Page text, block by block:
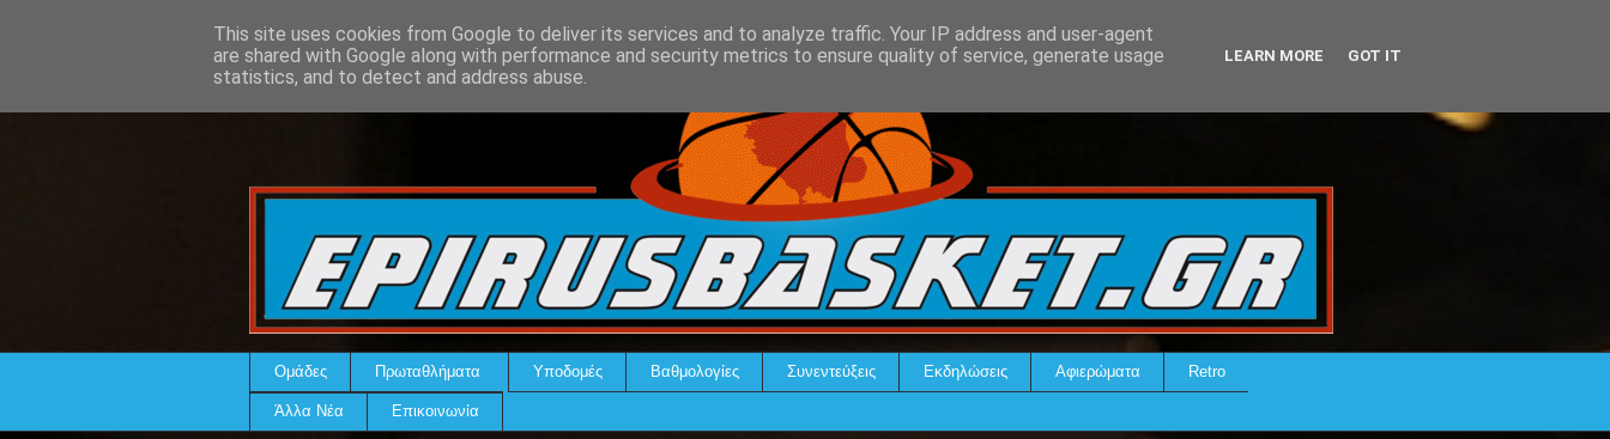
Ομάδες Πρωταθλήματα Υποδομές Βαθμολογίες Συνεντεύξεις Εκδηλώσεις Αφιερώματα Retro
Άλλα Νέα Επικοινωνία
This site uses cookies from Google to deliver its services and to analyze traffic. Your IP address and user-agent
are shared with Google along with performance and security metrics to ensure quality of service, generate usage
statistics, and to detect and address abuse.
LEARN MORE GOT IT